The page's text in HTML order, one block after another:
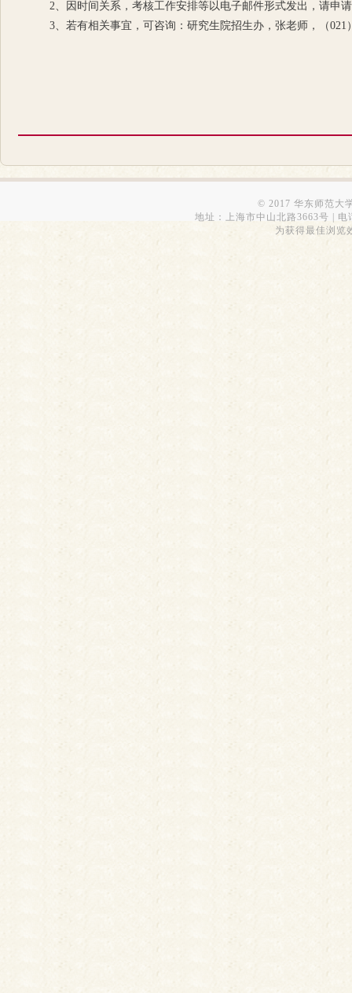
2、因时间关系，考核工作安排等以电子邮件形式发出，请申
3、若有相关事宜，可咨询：研究生院招生办，张老师，（021
© 2017 华东师范大
地址：上海市中山北路3663号 | 电
为获得最佳浏览